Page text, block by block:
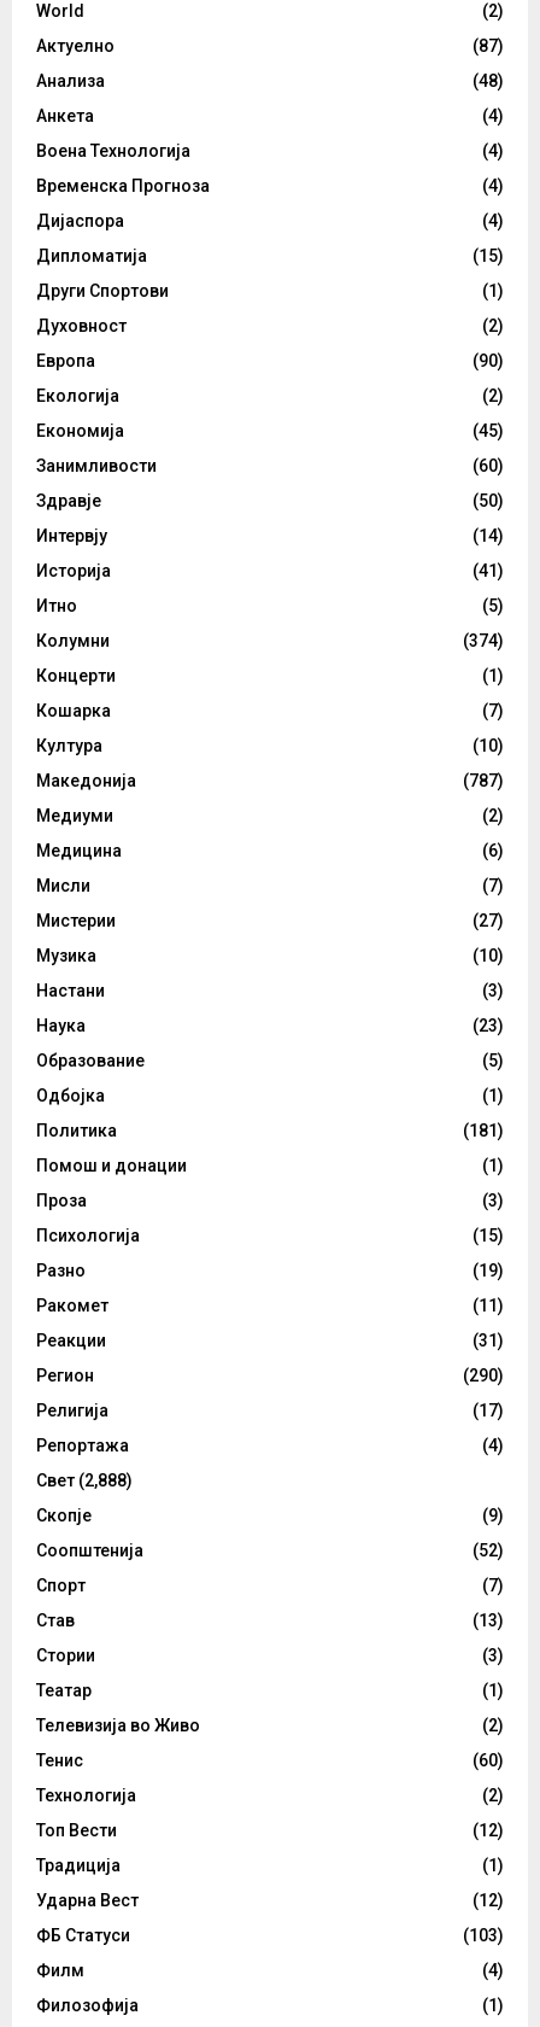
World
(2)
Актуелно
(87)
Анализа
(48)
Анкета
(4)
Воена Технологија
(4)
Временска Прогноза
(4)
Дијаспора
(4)
Дипломатија
(15)
Други Спортови
(1)
Духовност
(2)
Европа
(90)
Екологија
(2)
Економија
(45)
Занимливости
(60)
Здравје
(50)
Интервју
(14)
Историја
(41)
Итно
(5)
Колумни
(374)
Концерти
(1)
Кошарка
(7)
Култура
(10)
Македонија
(787)
Медиуми
(2)
Медицина
(6)
Мисли
(7)
Мистерии
(27)
Музика
(10)
Настани
(3)
Наука
(23)
Образование
(5)
Одбојка
(1)
Политика
(181)
Помош и донации
(1)
Проза
(3)
Психологија
(15)
Разно
(19)
Ракомет
(11)
Реакции
(31)
Регион
(290)
Религија
(17)
Репортажа
(4)
Свет (2,888)
Скопје
(9)
Соопштенија
(52)
Спорт
(7)
Став
(13)
Стории
(3)
Театар
(1)
Телевизија во Живо
(2)
Тенис
(60)
Технологија
(2)
Топ Вести
(12)
Традиција
(1)
Ударна Вест
(12)
ФБ Статуси
(103)
Филм
(4)
Филозофија
(1)